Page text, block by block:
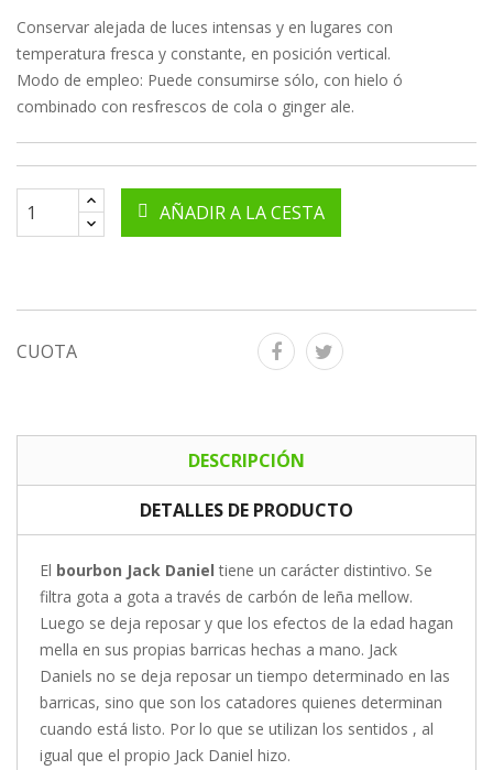
Conservar alejada de luces intensas y en lugares con
temperatura fresca y constante, en posición vertical.
Modo de empleo: Puede consumirse sólo, con hielo ó
combinado con resfrescos de cola o ginger ale.
AÑADIR A LA CESTA
CUOTA
DESCRIPCIÓN
DETALLES DE PRODUCTO
El bourbon Jack Daniel tiene un carácter distintivo. Se
filtra gota a gota a través de carbón de leña mellow.
Luego se deja reposar y que los efectos de la edad hagan
mella en sus propias barricas hechas a mano. Jack
Daniels no se deja reposar un tiempo determinado en las
barricas, sino que son los catadores quienes determinan
cuando está listo. Por lo que se utilizan los sentidos , al
igual que el propio Jack Daniel hizo.